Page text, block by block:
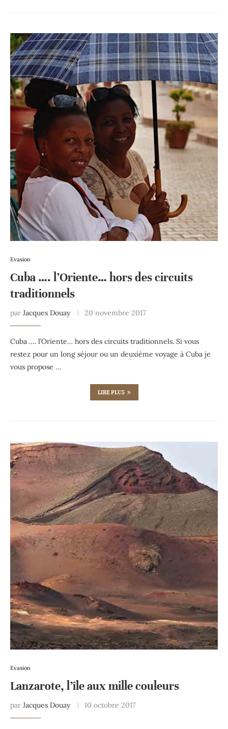
Evasion
Cuba …. l’Oriente… hors des circuits
traditionnels
par Jacques Douay 20 novembre 2017
Cuba …. l’Oriente… hors des circuits traditionnels. Si vous
restez pour un long séjour ou un deuxième voyage à Cuba je
vous propose …
LIRE PLUS
Evasion
Lanzarote, l’île aux mille couleurs
par Jacques Douay 10 octobre 2017